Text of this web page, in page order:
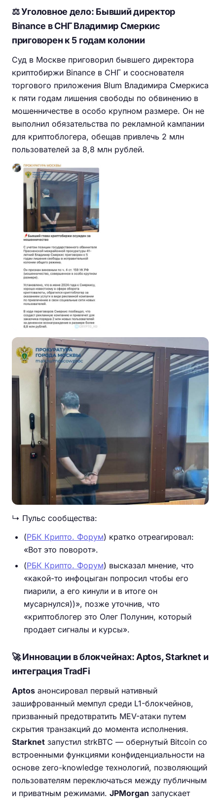
⚖️ Уголовное дело: Бывший директор
Binance в СНГ Владимир Смеркис
приговорен к 5 годам колонии
Суд в Москве приговорил бывшего директора
криптобиржи Binance в СНГ и сооснователя
торгового приложения Blum Владимира Смеркиса
к пяти годам лишения свободы по обвинению в
мошенничестве в особо крупном размере. Он не
выполнил обязательства по рекламной кампании
для криптоблогера, обещав привлечь 2 млн
пользователей за 8,8 млн рублей.
↳ Пульс сообщества:
(РБК Крипто. Форум) кратко отреагировал:
«Вот это поворот».
(РБК Крипто. Форум) высказал мнение, что
«какой-то инфоцыган попросил чтобы его
пиарили, а его кинули и в итоге он
мусарнулся))», позже уточнив, что
«криптоблогер это Олег Полунин, который
продает сигналы и курсы».
🚀 Инновации в блокчейнах: Aptos, Starknet и
интеграция TradFi
Aptos анонсировал первый нативный
зашифрованный мемпул среди L1-блокчейнов,
призванный предотвратить MEV-атаки путем
скрытия транзакций до момента исполнения.
Starknet запустил strkBTC — обернутый Bitcoin со
встроенными функциями конфиденциальности на
основе zero-knowledge технологий, позволяющий
пользователям переключаться между публичным
и приватным режимами. JPMorgan запускает